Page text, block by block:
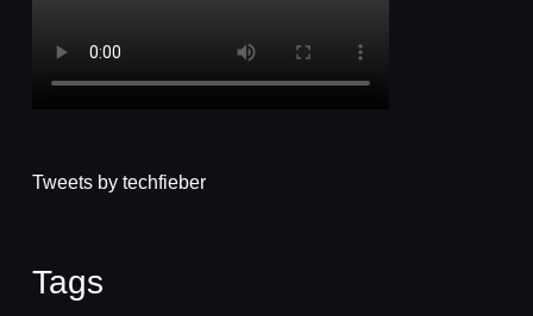
Tweets by techfieber
Tags